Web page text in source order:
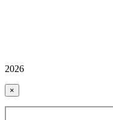
2026
×